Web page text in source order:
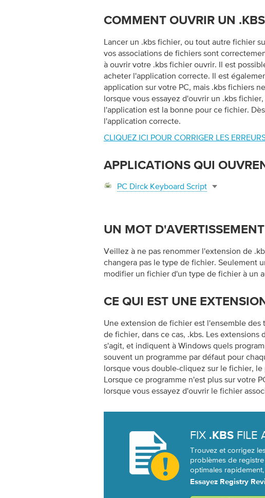
COMMENT OUVRIR UN
Lancer un .kbs fichier, ou tout autre fichier
vos associations de fichiers sont
à ouvrir votre .kbs fichier ouvrir. Il est
acheter l'application correcte. Il est
application sur votre PC, mais .kbs fichiers
lorsque vous essayez d'ouvrir un .kbs
l'application est la bonne pour ce fichier.
l'application correcte.
CLIQUEZ ICI POUR CORRIGER LES
APPLICATIONS QUI
PC Dirck Keyboard Script
UN MOT D'AVERTISSEMENT
Veillez à ne pas renommer l'extension de
changera pas le type de fichier. Seulement
modifier un fichier d'un type de fichier à un
CE QUI EST UNE
Une extension de fichier est l'ensemble des
de fichier, dans ce cas, .kbs. Les
s'agit, et indiquent à Windows quels
souvent un programme par défaut pour
lorsque vous double-cliquez sur le fichier,
Lorsque ce programme n'est plus sur votre
lorsque vous essayez d'ouvrir le fichier
FIX .KBS FILE
Trouvez et corrigez
problèmes de
optimales
Essayez Registry